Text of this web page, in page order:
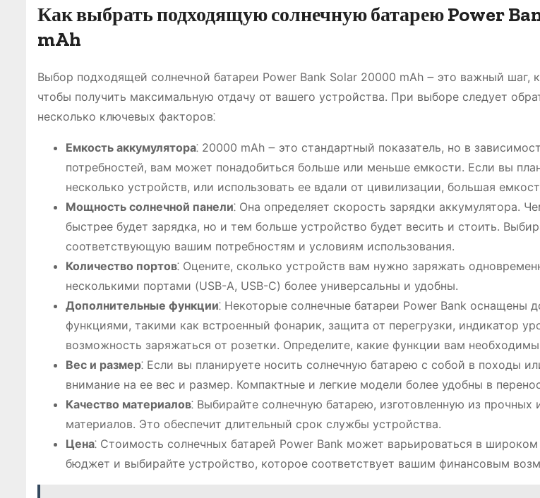
Как выбрать подходящую солнечную батарею Power
mAh
Выбор подходящей солнечной батареи Power Bank Solar 20000 mAh ౼ это важный шаг,
чтобы получить максимальную отдачу от вашего устройства. При выборе следует
несколько ключевых факторов⁚
Емкость аккумулятора⁚ 20000 mAh ౼ это стандартный показатель, но в
потребностей, вам может понадобиться больше или меньше емкости. Если вы
несколько устройств, или использовать ее вдали от цивилизации, большая
Мощность солнечной панели⁚ Она определяет скорость зарядки аккумулятора.
быстрее будет зарядка, но и тем больше устройство будет весить и стоить.
соответствующую вашим потребностям и условиям использования.
Количество портов⁚ Оцените, сколько устройств вам нужно заряжать
несколькими портами (USB-A, USB-C) более универсальны и удобны.
Дополнительные функции⁚ Некоторые солнечные батареи Power Bank оснащены
функциями, такими как встроенный фонарик, защита от перегрузки, индикатор
возможность заряжаться от розетки. Определите, какие функции вам
Вес и размер⁚ Если вы планируете носить солнечную батарею с собой в походы
внимание на ее вес и размер. Компактные и легкие модели более удобны в
Качество материалов⁚ Выбирайте солнечную батарею, изготовленную из прочных
материалов. Это обеспечит длительный срок службы устройства.
Цена⁚ Стоимость солнечных батарей Power Bank может варьироваться в
бюджет и выбирайте устройство, которое соответствует вашим финансовым